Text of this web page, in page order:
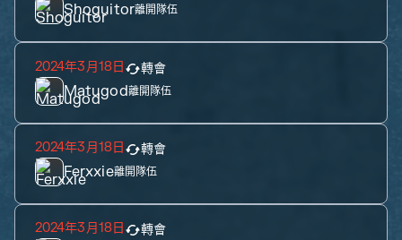
Shoguitor離開隊伍
2024年3月18日 轉會
Matugod離開隊伍
2024年3月18日 轉會
Ferxxie離開隊伍
2024年3月18日 轉會